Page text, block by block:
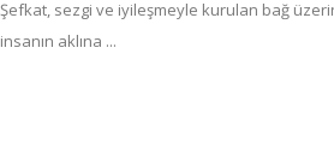
Şefkat, sezgi ve iyileşmeyle kurulan bağ
insanın aklına ...